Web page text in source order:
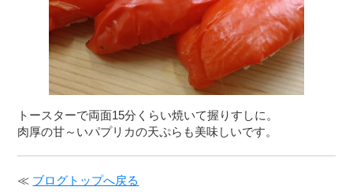
トースターで両面15分くらい焼いて握りすしに。
肉厚の甘～いパプリカの天ぷらも美味しいです。
≪ ブログトップへ戻る